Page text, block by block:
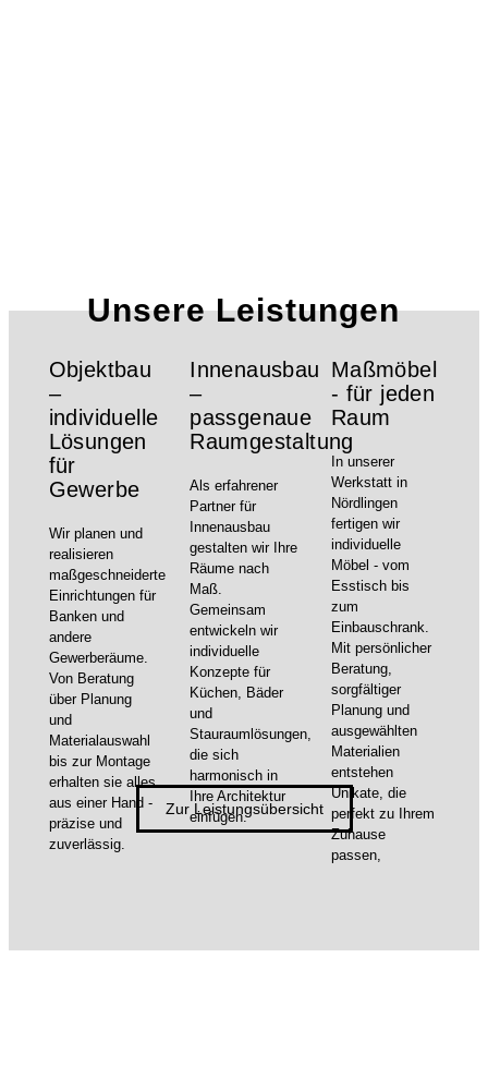
Unsere Leistungen
Objektbau
–
individuelle
Lösungen
für
Gewerbe
Wir planen und
realisieren
maßgeschneiderte
Einrichtungen für
Banken und
andere
Gewerberäume.
Von Beratung
über Planung
und
Materialauswahl
bis zur Montage
erhalten sie alles
aus einer Hand -
präzise und
zuverlässig.
Innenausbau
–
passgenaue
Raumgestaltung
Als erfahrener
Partner für
Innenausbau
gestalten wir Ihre
Räume nach
Maß.
Gemeinsam
entwickeln wir
individuelle
Konzepte für
Küchen, Bäder
und
Stauraumlösungen,
die sich
harmonisch in
Ihre Architektur
einfügen.
Maßmöbel
- für jeden
Raum
In unserer
Werkstatt in
Nördlingen
fertigen wir
individuelle
Möbel - vom
Esstisch bis
zum
Einbauschrank.
Mit persönlicher
Beratung,
sorgfältiger
Planung und
ausgewählten
Materialien
entstehen
Unikate, die
perfekt zu Ihrem
Zuhause
passen,
Zur Leistungsübersicht